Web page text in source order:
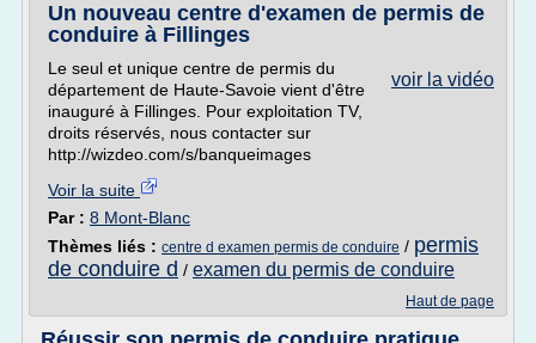
Un nouveau centre d'examen de permis de
conduire à Fillinges
voir la vidéo
Le seul et unique centre de permis du
département de Haute-Savoie vient d'être
inauguré à Fillinges. Pour exploitation TV,
droits réservés, nous contacter sur
http://wizdeo.com/s/banqueimages
Voir la suite
Par : 8 Mont-Blanc
Thèmes liés : centre d examen permis de conduire / permis
de conduire d / examen du permis de conduire
Haut de page